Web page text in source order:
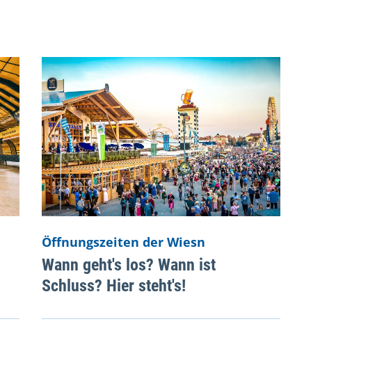
Öffnungszeiten der Wiesn
Wann geht's los? Wann ist
Schluss? Hier steht's!